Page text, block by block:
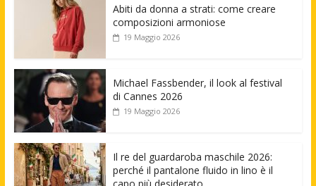
Abiti da donna a strati: come creare
composizioni armoniose
19 Maggio 2026
Michael Fassbender, il look al festival
di Cannes 2026
19 Maggio 2026
Il re del guardaroba maschile 2026:
perché il pantalone fluido in lino è il